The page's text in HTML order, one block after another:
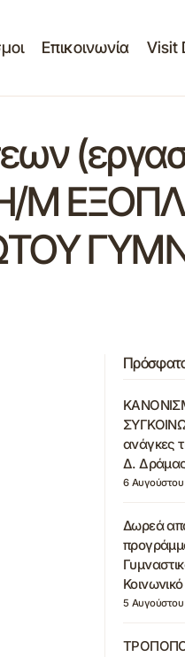
Επικοινωνία Visit
Μ
ανάγκες
Δ.
6
Δωρεά
5